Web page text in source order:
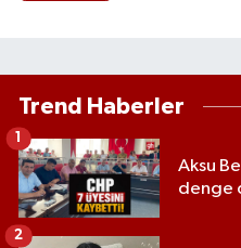
Trend Haberler
Aksu
denge
1
2